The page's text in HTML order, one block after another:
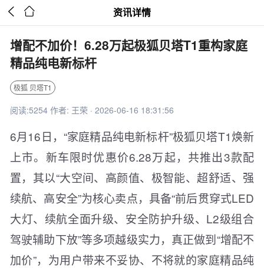
  资讯详情
增配不加价！6.28万起极狐贝塔T1重构家庭
精品纯电新标杆
极狐 贝塔T1
阅读:5254 作者: 王荣 · 2026-06-16 18:31:56
6月16日，“家庭精品纯电新标杆”极狐贝塔T1焕新
上市。新车限时优惠价6.28万起，共推出3款配
置，其以“大空间、高颜值、极智能、超舒适、强
续航、高安全”为核心卖点，具备“前后贯穿式LED
大灯、续航全面升级、安全防护升级、L2级组合
驾驶辅助下放”等多项越级实力，真正做到“增配不
加价”，为用户带来不妥协、不将就的家庭精品纯